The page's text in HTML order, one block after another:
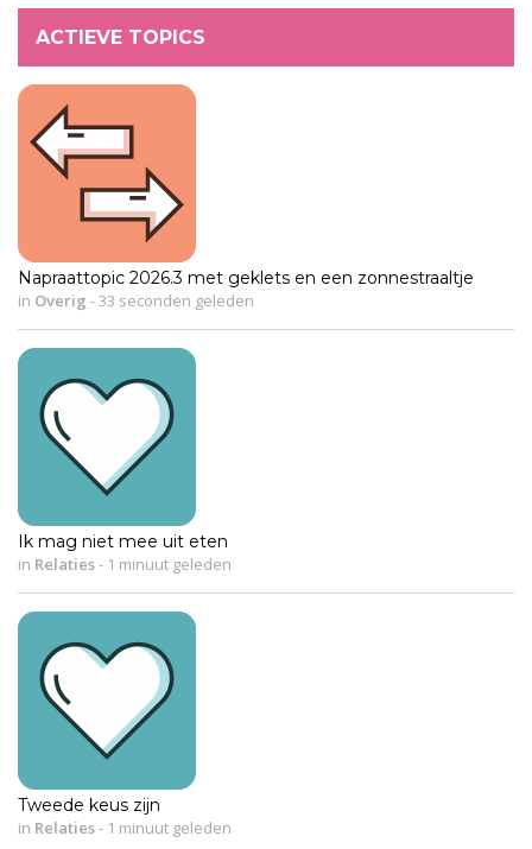
ACTIEVE TOPICS
Napraattopic 2026.3 met geklets en een zonnestraaltje
in Overig -33 seconden geleden
Ik mag niet mee uit eten
in Relaties- 1 minuut geleden
Tweede keus zijn
in Relaties- 1 minuut geleden